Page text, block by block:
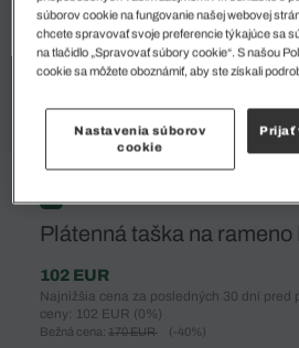
%
Plátenná taška na
102 EUR
Najnižšia cena za posledných 30 dní pred
ceny: 102 EUR (0%)
Bežná cena: 170 EUR (-40%)
súborov cookie na fungovanie našej webovej
chcete spravovať svoje preferencie týkajúce sa
na tlačidlo „Spravovať súbory cookie“. S našou
cookie sa môžete oboznámiť, aby ste získali
Nastavenia súborov
cookie
Prijať